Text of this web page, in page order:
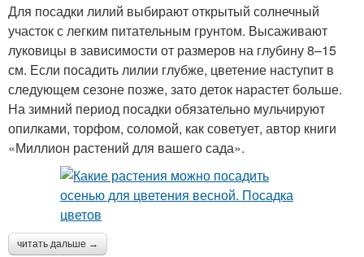
Для посадки лилий выбирают открытый солнечный
участок с легким питательным грунтом. Высаживают
луковицы в зависимости от размеров на глубину 8–15
см. Если посадить лилии глубже, цветение наступит в
следующем сезоне позже, зато деток нарастет больше.
На зимний период посадки обязательно мульчируют
опилками, торфом, соломой, как советует, автор книги
«Миллион растений для вашего сада».
читать дальше →